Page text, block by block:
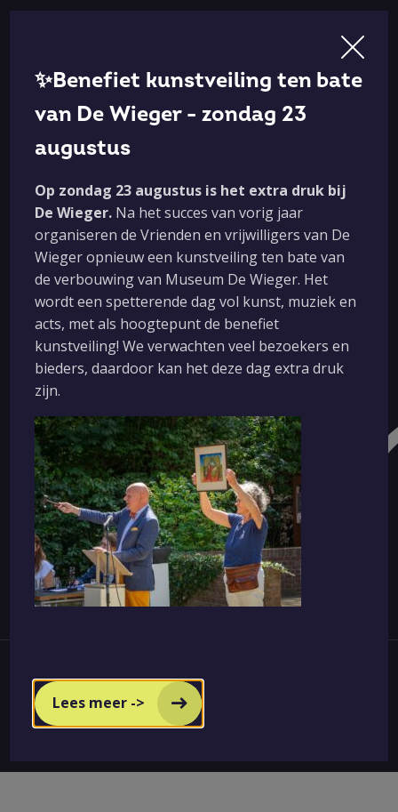
ANBI-status, beleidsplan en jaarverslagen
Algemene voorwaarden
Huisregels
Privacy verklaring
Vacatures
Nieuwsbriefarchief
Social media
Copyright © 2026 De Wieger
Met ❤ gemaakt door Loeihard!
✨Benefiet kunstveiling ten bate
van De Wieger - zondag 23
augustus
Op zondag 23 augustus is het extra druk bij
De Wieger. Na het succes van vorig jaar
organiseren de Vrienden en vrijwilligers van De
Wieger opnieuw een kunstveiling ten bate van
de verbouwing van Museum De Wieger. Het
wordt een spetterende dag vol kunst, muziek en
acts, met als hoogtepunt de benefiet
kunstveiling! We verwachten veel bezoekers en
bieders, daardoor kan het deze dag extra druk
zijn.
Lees meer ->